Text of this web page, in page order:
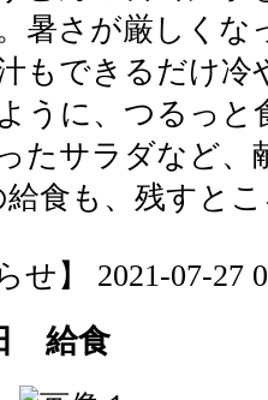
暑さが厳しくな
もできるだけ冷
うに、つるっ
たサラダなど
給食も、残すと
せ】 2021-07-27
給食